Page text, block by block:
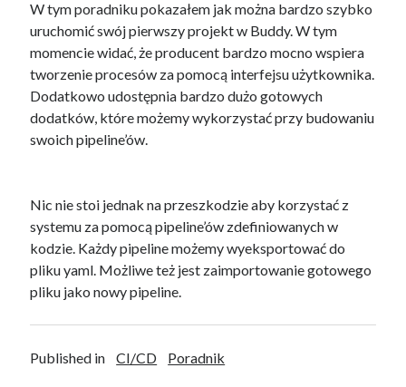
W tym poradniku pokazałem jak można bardzo szybko
uruchomić swój pierwszy projekt w Buddy. W tym
momencie widać, że producent bardzo mocno wspiera
tworzenie procesów za pomocą interfejsu użytkownika.
Dodatkowo udostępnia bardzo dużo gotowych
dodatków, które możemy wykorzystać przy budowaniu
swoich pipeline’ów.
Nic nie stoi jednak na przeszkodzie aby korzystać z
systemu za pomocą pipeline’ów zdefiniowanych w
kodzie. Każdy pipeline możemy wyeksportować do
pliku yaml. Możliwe też jest zaimportowanie gotowego
pliku jako nowy pipeline.
Published in CI/CD Poradnik